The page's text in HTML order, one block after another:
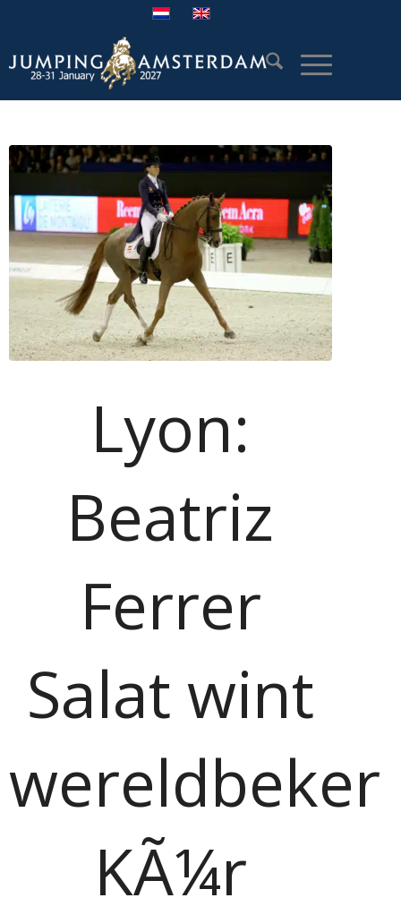
Lyon:
Beatriz
Ferrer
Salat wint
wereldbeker
KÃ¼r